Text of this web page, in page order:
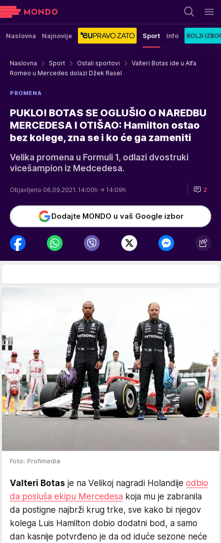
Naslovna Najnovije Sport Info
Naslovna Sport Ostali sportovi
Valteri Botas ide u Alfa
Romeo u Mercedes dolazi Džek Rasel
PROMENA
PUKLO! BOTAS SE OGLUŠIO O NAREDBU
MERCEDESA I OTIŠAO: Hamilton ostao
bez kolege, zna se i ko će ga zameniti
Velika promena u Formuli 1, odlazi dvostruki
vicešampion iz Medcedesa.
Objavljeno 06.09.2021. 14:00h → 14:09h 2
Dodajte MONDO u vaš Google izbor
Foto: Profimedia
Valteri Botas je na Velikoj nagradi Holandije odbio
da posluša ekipu Mercedesa koja mu je zabranila
da postigne najbrži krug trke, sve kako bi njegov
kolega Luis Hamilton dobio dodatni bod, a samo
dan kasnije potvrđeno je da od iduće sezone neće